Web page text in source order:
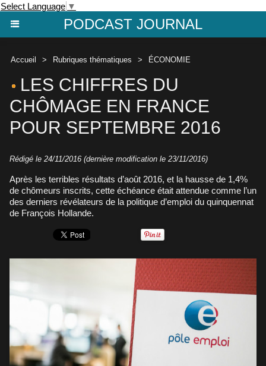
Select Language ▼
PODCAST JOURNAL
Accueil > Rubriques thématiques > ÉCONOMIE
LES CHIFFRES DU
CHÔMAGE EN FRANCE
POUR SEPTEMBRE 2016
Rédigé le 24/11/2016 (dernière modification le 23/11/2016)
Après les terribles résultats d’août 2016, et la hausse de 1,4%
de chômeurs inscrits, cette échéance était attendue comme l’un
des derniers révélateurs de la politique d’emploi du quinquennat
de François Hollande.